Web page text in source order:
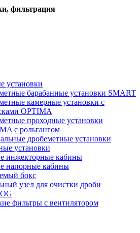
фильтрация
установки
барабанные установки SMART
камерные установки с
OPTIMA
проходные установки
с рольгангом
дробеметные установки
установки
инжекторные кабины
напорные кабины
бокс
узел для очистки дроби
фильтры с вентилятором